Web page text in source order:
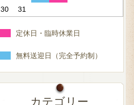
30
31
定休日・臨時休業日
無料送迎日（完全予約制）
カテゴリー